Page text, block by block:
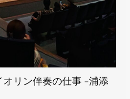
オリン伴奏の仕事 -浦添